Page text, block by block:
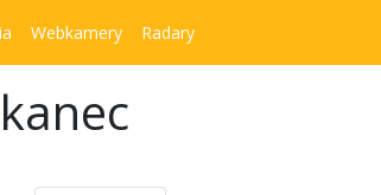
Webkamery Radary